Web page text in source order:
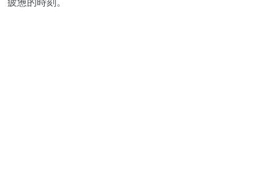
疲憊的時刻。